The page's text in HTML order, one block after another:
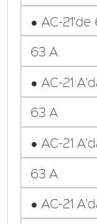
● AC-
63 A
● AC-21
63 A
● AC-21
63 A
● AC-21